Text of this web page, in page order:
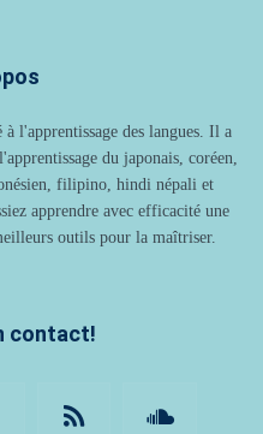
l'apprentissage des langues. Il a
du japonais, coréen,
filipino, hindi népali et
apprendre avec efficacité une
outils pour la maîtriser.
contact!